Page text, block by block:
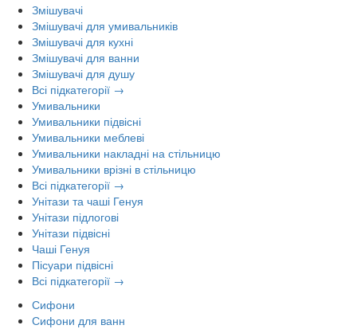
Змішувачі
Змішувачі для умивальників
Змішувачі для кухні
Змішувачі для ванни
Змішувачі для душу
Всі підкатегорії →
Умивальники
Умивальники підвісні
Умивальники меблеві
Умивальники накладні на стільницю
Умивальники врізні в стільницю
Всі підкатегорії →
Унітази та чаші Генуя
Унітази підлогові
Унітази підвісні
Чаші Генуя
Пісуари підвісні
Всі підкатегорії →
Сифони
Сифони для ванн